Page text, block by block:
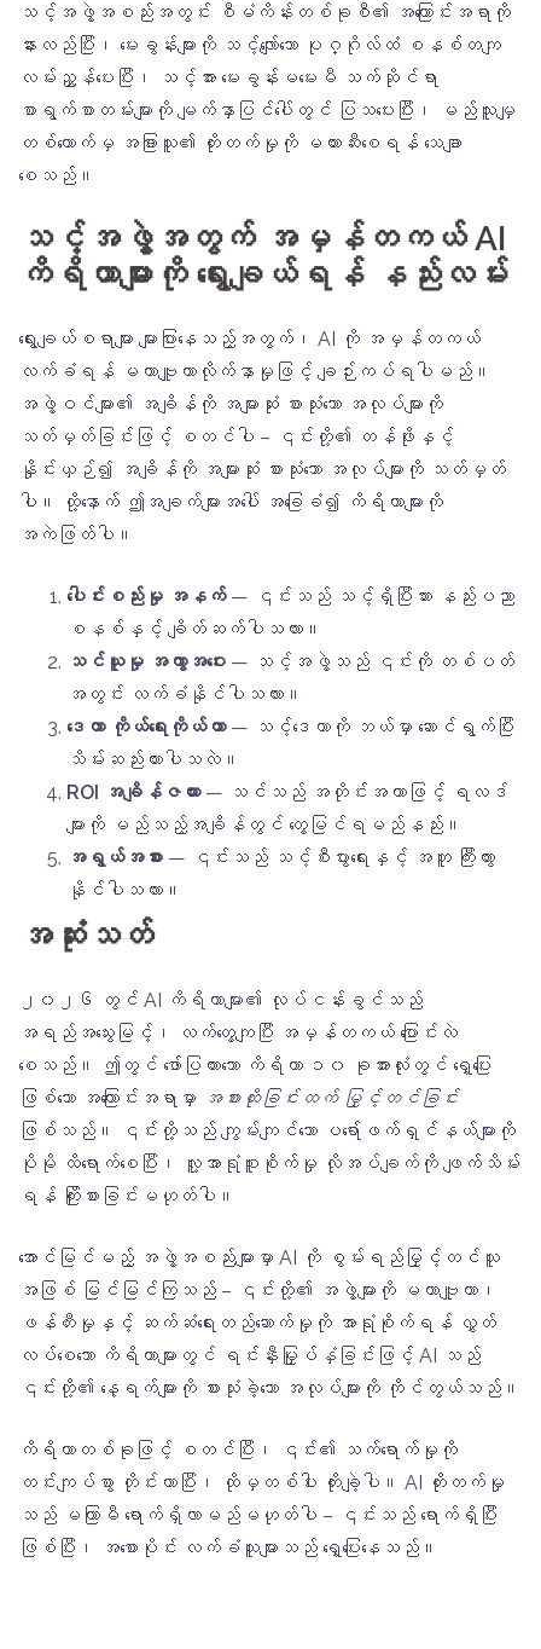
သင့်အဖွဲ့အစည်းအတွင်း စီမံကိန်းတစ်ခုစီ၏ အကြောင်းအရာကို
နားလည်ပြီး၊ မေးခွန်းများကို သင့်လျော်သော ပုဂ္ဂိုလ်ထံ စနစ်တကျ
လမ်းညွှန်ပေးပြီး၊ သင့်အား မေးခွန်းမမေးမီ သက်ဆိုင်ရာ
စာရွက်စာတမ်းများကို မျက်နှာပြင်ပေါ်တွင် ပြသပေးပြီး၊ မည်သူမျှ
တစ်ယောက်မှ အခြားသူ၏ တိုးတက်မှုကို မတားဆီးစေရန် သေချာ
စေသည်။
သင့်အဖွဲ့အတွက် အမှန်တကယ် AI
ကိရိယာများကို ရွေးချယ်ရန် နည်းလမ်း
ရွေးချယ်စရာများ များပြားနေသည့်အတွက်၊ AI ကို အမှန်တကယ်
လက်ခံရန် မဟာဗျူဟာလိုက်နာမှုဖြင့် ချဉ်းကပ်ရပါမည်။
အဖွဲ့ဝင်များ၏ အချိန်ကို အများဆုံး စားသုံးသော အလုပ်များကို
သတ်မှတ်ခြင်းဖြင့် စတင်ပါ – ၎င်းတို့၏ တန်ဖိုးနှင့်
နှိုင်းယှဉ်၍ အချိန်ကို အများဆုံး စားသုံးသော အလုပ်များကို သတ်မှတ်
ပါ။ ထို့နောက် ဤအချက်များအပေါ် အခြေခံ၍ ကိရိယာများကို
အကဲဖြတ်ပါ။
ပေါင်းစည်းမှု အနက်— ၎င်းသည် သင့်ရှိပြီးသား နည်းပညာ
စနစ်နှင့် ချိတ်ဆက်ပါသလား။
သင်ယူမှု အကွာအဝေး — သင့်အဖွဲ့သည် ၎င်းကို တစ်ပတ်
အတွင်း လက်ခံနိုင်ပါသလား။
ဒေတာ ကိုယ်ရေးကိုယ်တာ— သင့်ဒေတာကို ဘယ်မှာ ဆောင်ရွက်ပြီး
သိမ်းဆည်းထားပါသလဲ။
ROI အချိန်ဇယား— သင်သည် အတိုင်းအတာဖြင့် ရလဒ်
များကို မည်သည့်အချိန်တွင် တွေ့မြင်ရမည်နည်း။
အရွယ်အစား — ၎င်းသည် သင့်စီးပွားရေးနှင့် အတူ ကြီးထွား
နိုင်ပါသလား။
အဆုံးသတ်
၂၀၂၆ တွင် AI ကိရိယာများ၏ လုပ်ငန်းခွင်သည်
အရည်အသွေးမြင့်၊ လက်တွေ့ကျပြီး အမှန်တကယ် ပြောင်းလဲ
စေသည်။ ဤတွင် ဖော်ပြထားသော ကိရိယာ ၁၀ ခုအားလုံးတွင် ရှေ့ပြေး
ဖြစ်သော အကြောင်းအရာမှာ အစားထိုးခြင်းထက် မြှင့်တင်ခြင်း
ဖြစ်သည်။ ၎င်းတို့သည် ကျွမ်းကျင်သော ပရော်ဖက်ရှင်နယ်များကို
ပိုမို ထိရောက်စေပြီး၊ လူ့အာရုံစူးစိုက်မှု လိုအပ်ချက်ကို ဖျက်သိမ်း
ရန် ကြိုးစားခြင်းမဟုတ်ပါ။
အောင်မြင်မည့် အဖွဲ့အစည်းများမှာ AI ကို စွမ်းရည်မြှင့်တင်သူ
အဖြစ် မြင်မြင်ကြသည် – ၎င်းတို့၏ အဖွဲ့များကို မဟာဗျူဟာ၊
ဖန်တီးမှုနှင့် ဆက်ဆံရေးတည်ဆောက်မှုကို အာရုံစိုက်ရန် လွှတ်
လပ်စေသော ကိရိယာများတွင် ရင်းနှီးမြှုပ်နှံခြင်းဖြင့် AI သည်
၎င်းတို့၏ နေ့ရက်များကို စားသုံးခဲ့သော အလုပ်များကို ကိုင်တွယ်သည်။
ကိရိယာတစ်ခုဖြင့် စတင်ပြီး၊ ၎င်း၏ သက်ရောက်မှုကို
တင်းကျပ်စွာ တိုင်းတာပြီး၊ ထိုမှတစ်ပါး တိုးချဲ့ပါ။ AI တိုးတက်မှု
သည် မကြာမီ ရောက်ရှိလာမည်မဟုတ်ပါ – ၎င်းသည် ရောက်ရှိပြီး
ဖြစ်ပြီး၊ အစောပိုင်း လက်ခံသူများသည် ရှေ့ပြေးနေသည်။